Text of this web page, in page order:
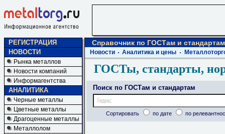
РЕГИСТРАЦИЯ
НОВОСТИ
Рынка металлов
Новости компаний
Информагентства
АНАЛИТИКА
Черные металлы
Цветные металлы
Драгоценные металлы
Металлолом
Справочник по ГОСТам и стандартам
Новости Аналитика и цены
ГОСТы, стандарты,
Поиск по ГОСТам и стандартам
Сортировать по дате по